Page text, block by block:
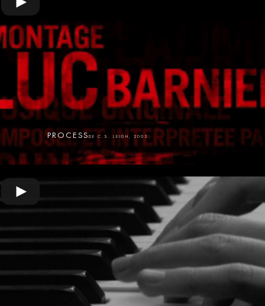
PROCESSDE C.S. LEIGH, 2003